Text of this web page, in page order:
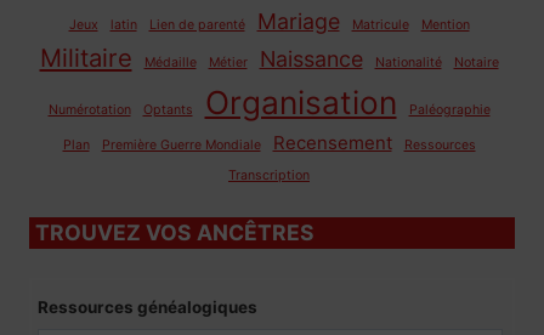
Jeux latin Lien de parenté Mariage Matricule Mention
Militaire Médaille Métier Naissance Nationalité Notaire
Numérotation Optants Organisation Paléographie
Plan Première Guerre Mondiale Recensement
Ressources
Transcription
TROUVEZ VOS ANCÊTRES
Ressources généalogiques